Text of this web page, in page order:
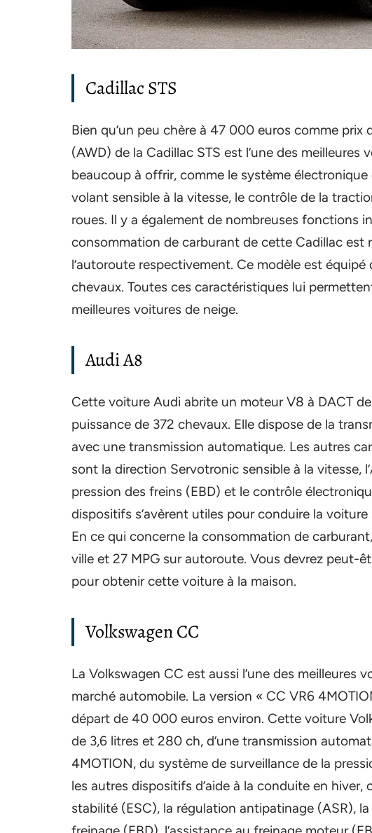
Cadillac STS
Bien qu’un peu chère à 47 000 euros comme prix
(AWD) de la Cadillac STS est l’une des meilleures
beaucoup à offrir, comme le système
volant sensible à la vitesse, le contrôle de la
roues. Il y a également de nombreuses fonctions
consommation de carburant de cette Cadillac est
l’autoroute respectivement. Ce modèle est
chevaux. Toutes ces caractéristiques lui
meilleures voitures de neige.
Audi A8
Cette voiture Audi abrite un moteur V8 à DACT
puissance de 372 chevaux. Elle dispose de la
avec une transmission automatique. Les autres
sont la direction Servotronic sensible à la vitesse,
pression des freins (EBD) et le contrôle
dispositifs s’avèrent utiles pour conduire la
En ce qui concerne la consommation de
ville et 27 MPG sur autoroute. Vous devrez peut-
pour obtenir cette voiture à la maison.
Volkswagen CC
La Volkswagen CC est aussi l’une des meilleures
marché automobile. La version « CC VR6
départ de 40 000 euros environ. Cette voiture
de 3,6 litres et 280 ch, d’une transmission
4MOTION, du système de surveillance de la
les autres dispositifs d’aide à la conduite en
stabilité (ESC), la régulation antipatinage (ASR),